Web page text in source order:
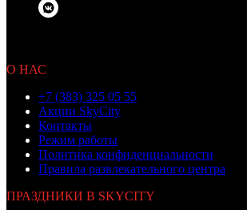
О НАС
+7 (383) 325 05 55
Акции SkyCity
Контакты
Режим работы
Политика конфиденциальности
Правила развлекательного центра
ПРАЗДНИКИ В SKYCITY